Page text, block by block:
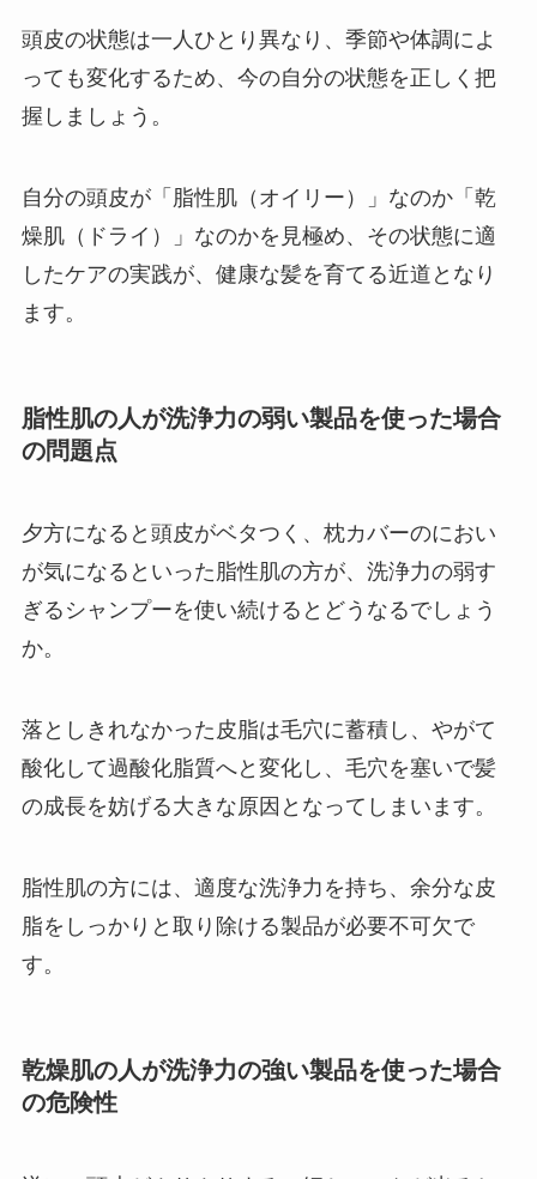
頭皮の状態は一人ひとり異なり、季節や体調によ
っても変化するため、今の自分の状態を正しく把
握しましょう。
自分の頭皮が「脂性肌（オイリー）」なのか「乾
燥肌（ドライ）」なのかを見極め、その状態に適
したケアの実践が、健康な髪を育てる近道となり
ます。
脂性肌の人が洗浄力の弱い製品を使った場合
の問題点
夕方になると頭皮がベタつく、枕カバーのにおい
が気になるといった脂性肌の方が、洗浄力の弱す
ぎるシャンプーを使い続けるとどうなるでしょう
か。
落としきれなかった皮脂は毛穴に蓄積し、やがて
酸化して過酸化脂質へと変化し、毛穴を塞いで髪
の成長を妨げる大きな原因となってしまいます。
脂性肌の方には、適度な洗浄力を持ち、余分な皮
脂をしっかりと取り除ける製品が必要不可欠で
す。
乾燥肌の人が洗浄力の強い製品を使った場合
の危険性